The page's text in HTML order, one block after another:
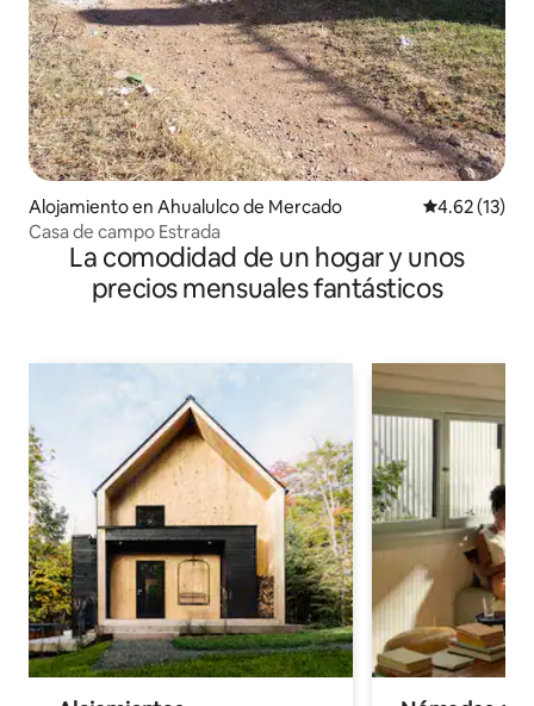
Alojamiento en Ahualulco de Mercado Calificación
4.62 (13)
Casa de campo Estrada
La comodidad de un hogar y unos
precios mensuales fantásticos